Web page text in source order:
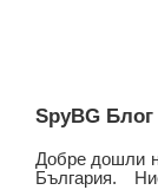
SpyBG Блог
Добре дошли
България.